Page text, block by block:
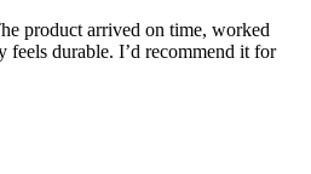
product arrived on time, worked
feels durable. I’d recommend it for